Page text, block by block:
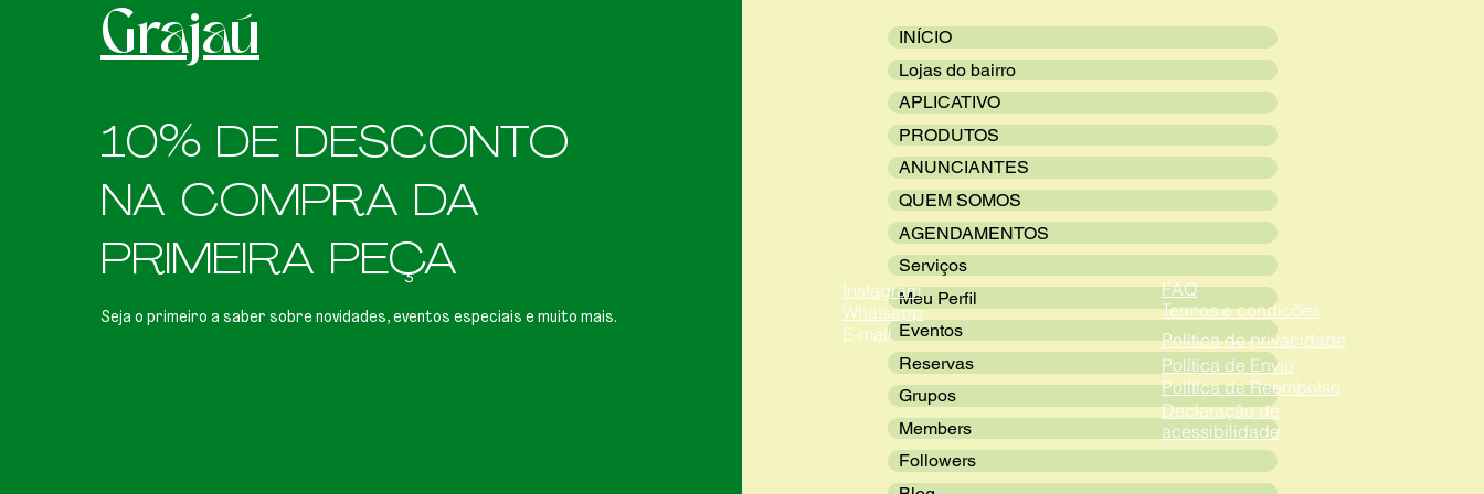
Grajaú
10% DE DESCONTO
NA COMPRA DA
PRIMEIRA PEÇA
Seja o primeiro a saber sobre novidades, eventos especiais e muito mais.
INÍCIO
Lojas do bairro
APLICATIVO
PRODUTOS
ANUNCIANTES
QUEM SOMOS
AGENDAMENTOS
Serviços
Meu Perfil
Eventos
Reservas
Grupos
Members
Followers
Instagram
Whatsapp
E-mail
FAQ
Termos e condicões
Política de privacidade
Política de Envio
Política de Reembolso
Declaração de
acessibilidade